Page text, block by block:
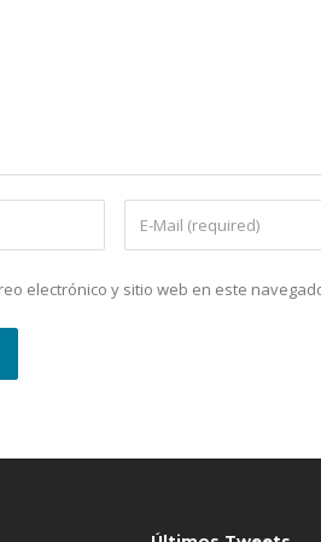
electrónico y sitio web en este